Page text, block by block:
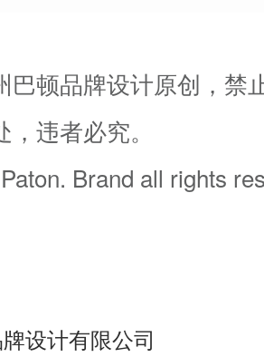
巴顿品牌设计原创，禁
违者必究。
Brand all rights
设计有限公司